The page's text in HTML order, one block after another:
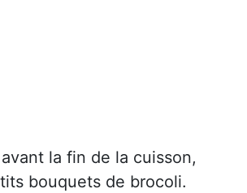
la fin de la cuisson,
bouquets de brocoli.